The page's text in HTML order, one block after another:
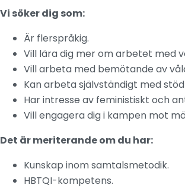
Vi söker dig som:
Är flerspråkig.
Vill lära dig mer om arbetet med
Vill arbeta med bemötande av
Kan arbeta självständigt med
Har intresse av feministiskt och
Vill engagera dig i kampen mot
Det är meriterande om du har:
Kunskap inom samtalsmetodik.
HBTQI-kompetens.